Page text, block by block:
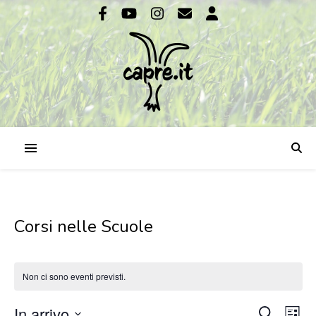
Corsi nelle Scuole
Non ci sono eventi previsti.